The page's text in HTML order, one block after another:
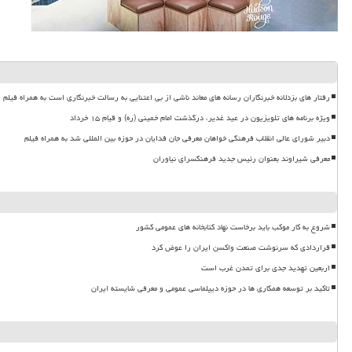
رفتار های بزدلانه خبرنگاران رسانه های معاند ناشی از بی اعتنایی به رسالت خبرنگاری است به همراه فیلم
ویژه برنامه های تلویزیون در عید غدیر، درگذشت امام خمینی (ره) و قیام ۱۵ خرداد
دبیر شورای عالی انقلاب فرهنگی خواهان معرفی جان فدایان در حوزه بین المللی شد به همراه فیلم
معرفی شیراوند بعنوان رئیس جدید فرهنگسرای نیاوران
شروع به کار موکب باید برخاست نهاد کتابخانه های عمومی کشور
قراردادی که سرنوشت صنعت واکسن ایران را عوض کرد
اربعین تهدید جدی برای تمدن غرب است
تاکید بر توسعه همکاری ها در حوزه دیپلماسی عمومی و معرفی شایسته ایران